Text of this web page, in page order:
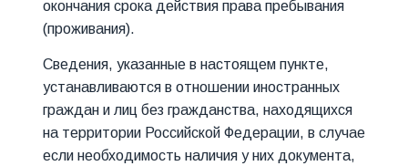
окончания срока действия права пребывания
(проживания).
Сведения, указанные в настоящем пункте,
устанавливаются в отношении иностранных
граждан и лиц без гражданства, находящихся
на территории Российской Федерации, в случае
если необходимость наличия у них документа,